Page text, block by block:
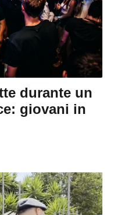
durante un
giovani in